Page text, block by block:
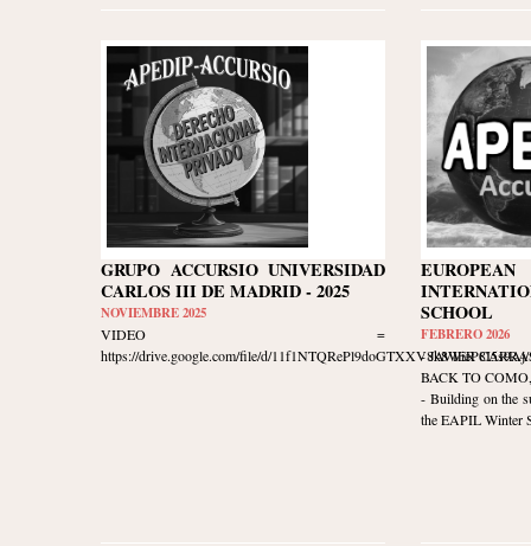
GRUPO ACCURSIO UNIVERSIDAD
CARLOS III DE MADRID - 2025
NOVIEMBRE 2025
VIDEO =
https://drive.google.com/file/d/
SCHOOL
FEBRERO 2026
- JAVIER
BACK TO
- Building on the
the EAPIL Winter